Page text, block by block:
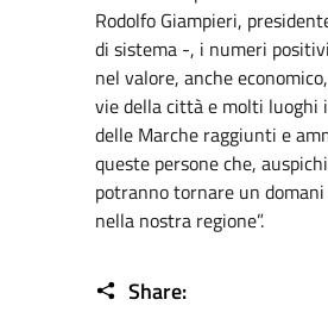
Rodolfo Giampieri,
di sistema -, i numeri
nel valore, anche
vie della città e molti luoghi
delle Marche raggiunti e
queste persone che,
potranno tornare un
nella nostra regione”.
Share: